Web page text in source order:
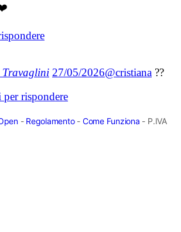
Travaglini 27/05/2026@cristiana ??
per rispondere
- Regolamento- Come Funziona - P.IVA